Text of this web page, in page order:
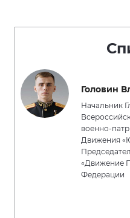
Головин
Начальник
военно-
Движения
«Движение
Федерации